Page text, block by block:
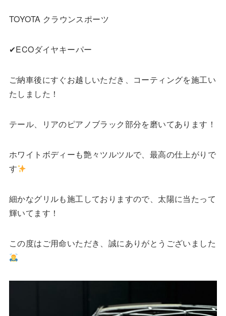
TOYOTA クラウンスポーツ
✔︎ECOダイヤキーパー
ご納車後にすぐお越しいただき、コーティングを施工い
たしました！
テール、リアのピアノブラック部分を磨いてあります！
ホワイトボディーも艶々ツルツルで、最高の仕上がりで
す
細かなグリルも施工しておりますので、太陽に当たって
輝いてます！
この度はご用命いただき、誠にありがとうございました